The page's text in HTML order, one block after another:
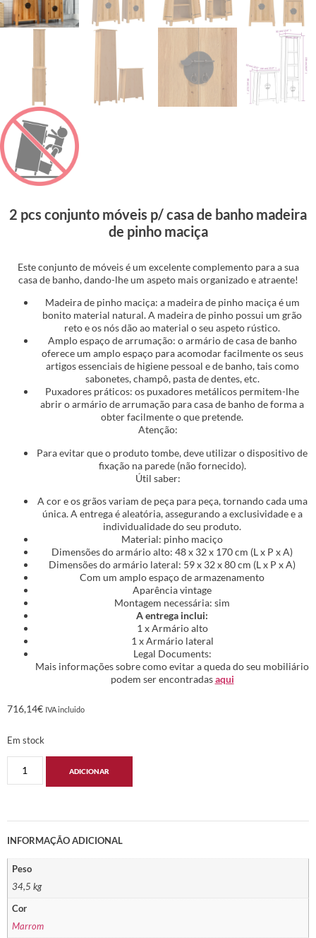
2 pcs conjunto móveis p/ casa de banho madeira
de pinho maciça
Este conjunto de móveis é um excelente complemento para a sua
casa de banho, dando-lhe um aspeto mais organizado e atraente!
Madeira de pinho maciça: a madeira de pinho maciça é um
bonito material natural. A madeira de pinho possui um grão
reto e os nós dão ao material o seu aspeto rústico.
Amplo espaço de arrumação: o armário de casa de banho
oferece um amplo espaço para acomodar facilmente os seus
artigos essenciais de higiene pessoal e de banho, tais como
sabonetes, champô, pasta de dentes, etc.
Puxadores práticos: os puxadores metálicos permitem-lhe
abrir o armário de arrumação para casa de banho de forma a
obter facilmente o que pretende.
Atenção:
Para evitar que o produto tombe, deve utilizar o dispositivo de
fixação na parede (não fornecido).
Útil saber:
A cor e os grãos variam de peça para peça, tornando cada uma
única. A entrega é aleatória, assegurando a exclusividade e a
individualidade do seu produto.
Material: pinho maciço
Dimensões do armário alto: 48 x 32 x 170 cm (L x P x A)
Dimensões do armário lateral: 59 x 32 x 80 cm (L x P x A)
Com um amplo espaço de armazenamento
Aparência vintage
Montagem necessária: sim
A entrega inclui:
1 x Armário alto
1 x Armário lateral
Legal Documents:
Mais informações sobre como evitar a queda do seu mobiliário
podem ser encontradasaqui
716,14€ IVA incluido
Em stock
ADICIONAR
INFORMAÇÃO ADICIONAL
Peso
34,5 kg
Cor
Marrom